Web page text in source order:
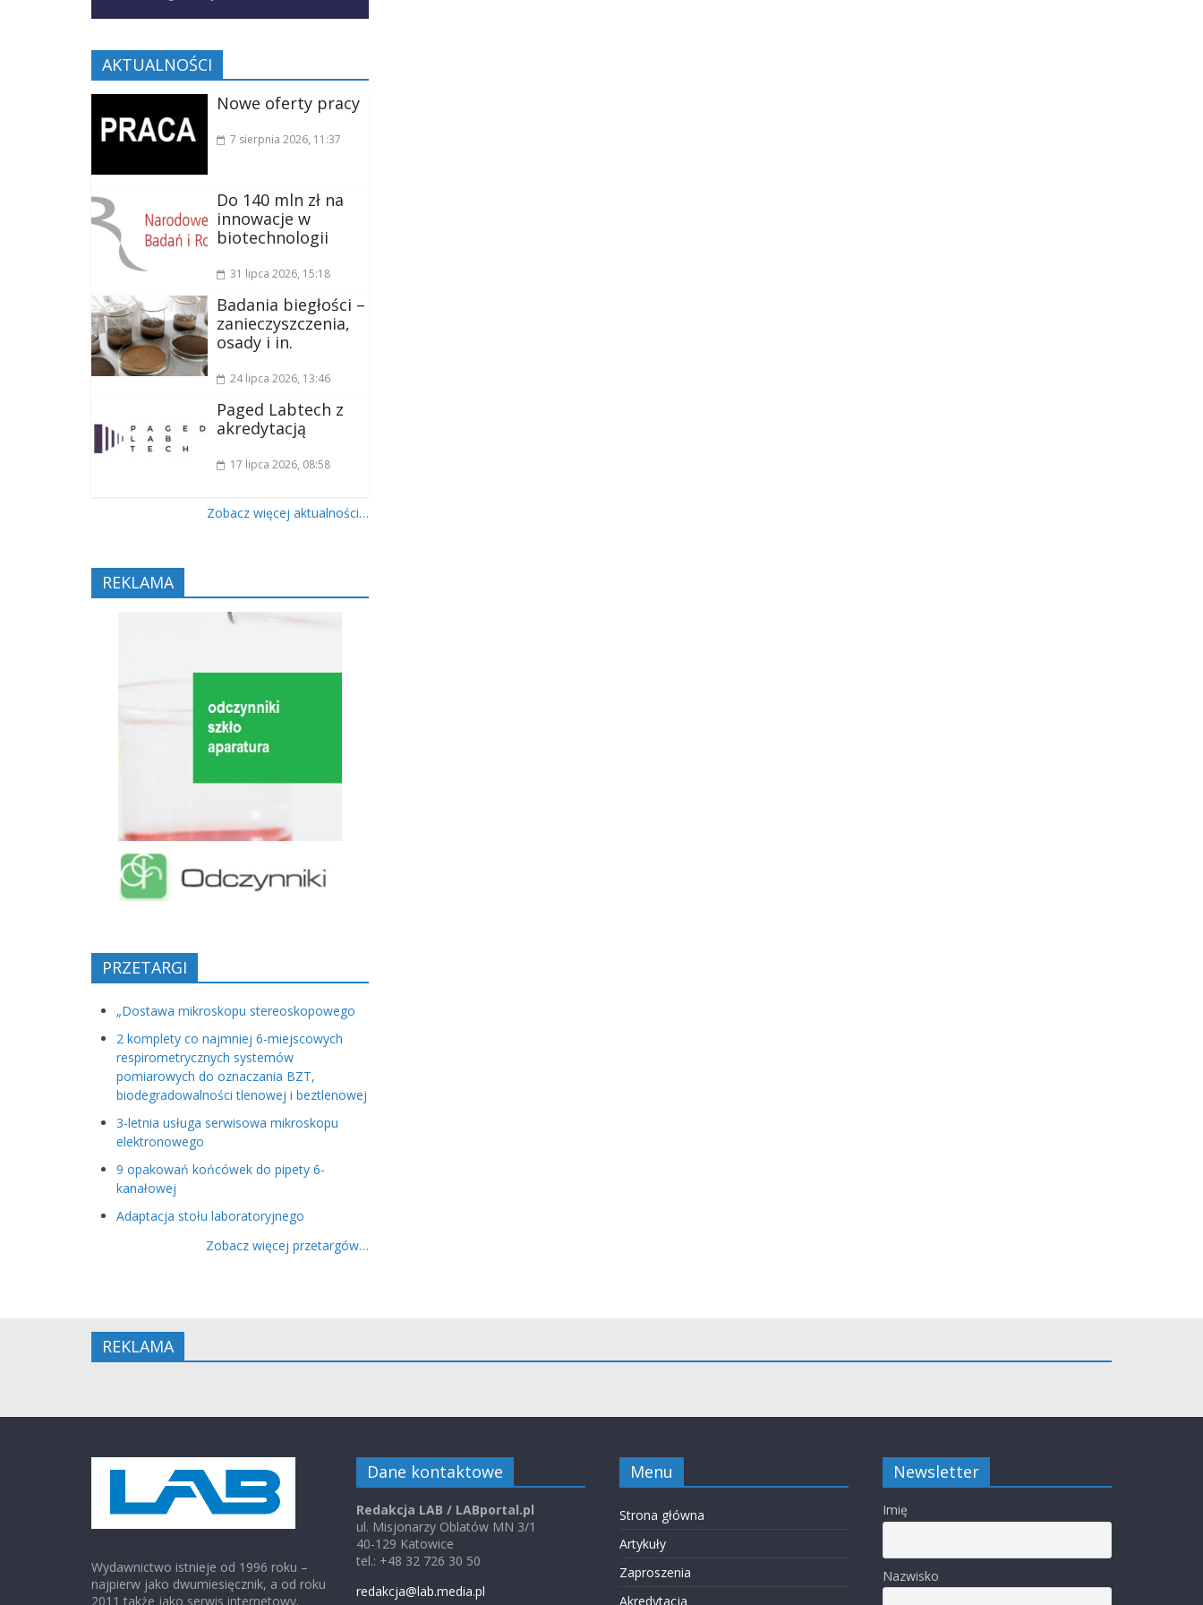
AKTUALNOŚCI
Nowe oferty pracy
7 sierpnia 2026, 11:37
Do 140 mln zł na
innowacje w
biotechnologii
31 lipca 2026, 15:18
Badania biegłości –
zanieczyszczenia,
osady i in.
24 lipca 2026, 13:46
Paged Labtech z
akredytacją
17 lipca 2026, 08:58
Zobacz więcej aktualności…
REKLAMA
PRZETARGI
„Dostawa mikroskopu stereoskopowego
2 komplety co najmniej 6-miejscowych
respirometrycznych systemów
pomiarowych do oznaczania BZT,
biodegradowalności tlenowej i beztlenowej
3-letnia usługa serwisowa mikroskopu
elektronowego
9 opakowań końcówek do pipety 6-
kanałowej
Adaptacja stołu laboratoryjnego
Zobacz więcej przetargów…
REKLAMA
Wydawnictwo istnieje od 1996 roku –
najpierw jako dwumiesięcznik, a od roku
2011 także jako serwis internetowy.
Dane kontaktowe
Redakcja LAB / LABportal.pl
ul. Misjonarzy Oblatów MN 3/1
40-129 Katowice
tel.: +48 32 726 30 50
redakcja@lab.media.pl
Menu
Strona główna
Artykuły
Zaproszenia
Akredytacja
Newsletter
Imię
Nazwisko